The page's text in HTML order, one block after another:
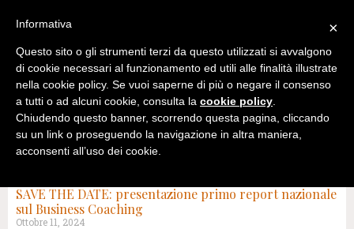
SAVE THE DATE: presentazione primo report nazionale
sul Business Coaching
Ottobre 11, 2024
×
Informativa
Questo sito o gli strumenti terzi da questo utilizzati si avvalgono
di cookie necessari al funzionamento ed utili alle finalità illustrate
nella cookie policy. Se vuoi saperne di più o negare il consenso
a tutti o ad alcuni cookie, consulta la cookie policy.
Chiudendo questo banner, scorrendo questa pagina, cliccando
su un link o proseguendo la navigazione in altra maniera,
acconsenti all’uso dei cookie.